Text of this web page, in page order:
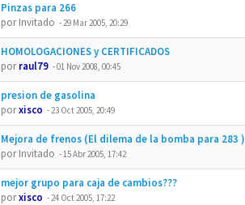
Pinzas para 266
porInvitado -29 Mar 2005, 20:29
HOMOLOGACIONES y CERTIFICADOS
porraul79 -01 Nov 2008, 00:45
presion de gasolina
porxisco -23 Oct 2005, 20:49
Mejora de frenos (El dilema de la bomba para 283 )
porInvitado -15 Abr 2005, 17:42
mejor grupo para caja de cambios???
porxisco -24 Oct 2005, 17:22